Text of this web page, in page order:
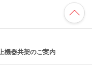
機器共架のご案内